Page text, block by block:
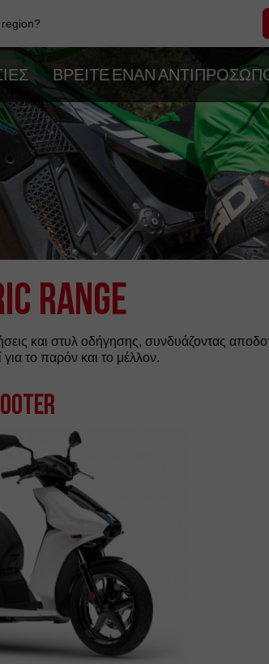
ΒΡΕΊΤΕ ΈΝΑΝ
Range
και στυλ οδήγησης, συνδυάζοντας
το παρόν και το μέλλον.